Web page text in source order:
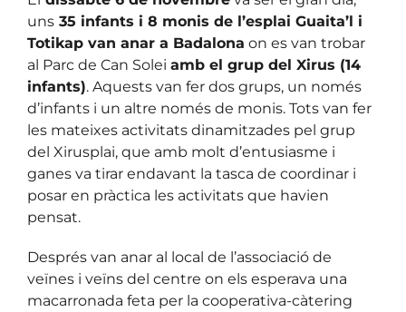
uns 35 infants i 8 monis de l’esplai Guaita’l i
Totikap van anar a Badalona on es van trobar
al Parc de Can Solei amb el grup del Xirus (14
infants). Aquests van fer dos grups, un només
d’infants i un altre només de monis. Tots van fer
les mateixes activitats dinamitzades pel grup
del Xirusplai, que amb molt d’entusiasme i
ganes va tirar endavant la tasca de coordinar i
posar en pràctica les activitats que havien
pensat.
Després van anar al local de l’associació de
veïnes i veïns del centre on els esperava una
macarronada feta per la cooperativa-càtering